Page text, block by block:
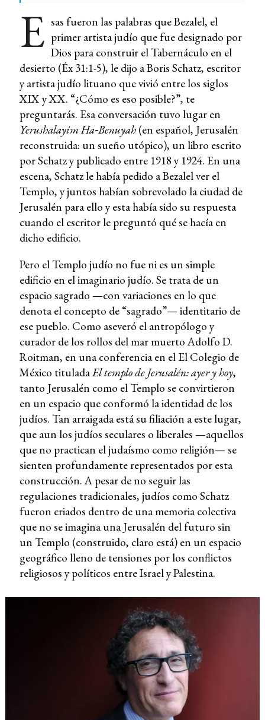
E sas fueron las palabras que Bezalel, el
primer artista judío que fue designado por
Dios para construir el Tabernáculo en el
desierto (Éx 31:1-5), le dijo a Boris Schatz, escritor
y artista judío lituano que vivió entre los siglos
XIX y XX. “¿Cómo es eso posible?”, te
preguntarás. Esa conversación tuvo lugar en
Yerushalayim Ha‑Benuyah(en español, Jerusalén
reconstruida: un sueño utópico), un libro escrito
por Schatz y publicado entre 1918 y 1924. En una
escena, Schatz le había pedido a Bezalel ver el
Templo, y juntos habían sobrevolado la ciudad de
Jerusalén para ello y esta había sido su respuesta
cuando el escritor le preguntó qué se hacía en
dicho edificio.
Pero el Templo judío no fue ni es un simple
edificio en el imaginario judío. Se trata de un
espacio sagrado —con variaciones en lo que
denota el concepto de “sagrado”— identitario de
ese pueblo. Como aseveró el antropólogo y
curador de los rollos del mar muerto Adolfo D.
Roitman, en una conferencia en el El Colegio de
México tituladaEl templo de Jerusalén: ayer y hoy,
tanto Jerusalén como el Templo se convirtieron
en un espacio que conformó la identidad de los
judíos. Tan arraigada está su filiación a este lugar,
que aun los judíos seculares o liberales —aquellos
que no practican el judaísmo como religión— se
sienten profundamente representados por esta
construcción. A pesar de no seguir las
regulaciones tradicionales, judíos como Schatz
fueron criados dentro de una memoria colectiva
que no se imagina una Jerusalén del futuro sin
un Templo (construido, claro está) en un espacio
geográfico lleno de tensiones por los conflictos
religiosos y políticos entre Israel y Palestina.